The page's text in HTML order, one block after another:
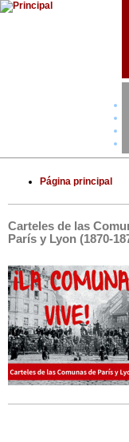
Página principal
Carteles de las
París y Lyon (1870-